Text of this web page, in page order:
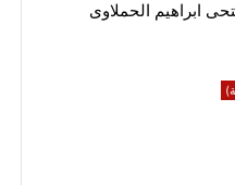
ابراهيم الحملاوى